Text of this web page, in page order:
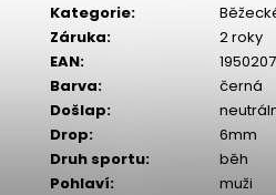
Kategorie:
Záruka:
2 roky
EAN:
Barva:
černá
Došlap:
Drop:
6mm
Druh sportu:
běh
Pohlaví:
muži